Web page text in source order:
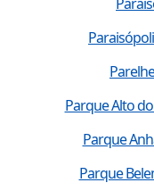
Parque Alto
Parque
Parque